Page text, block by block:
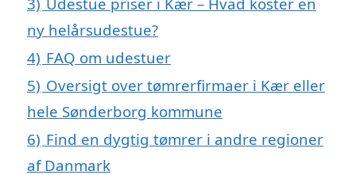
ny helårsudestue?
4) FAQ om udestuer
5) Oversigt over tømrerfirmaer i Kær eller
hele Sønderborg kommune
6) Find en dygtig tømrer i andre regioner
af Danmark